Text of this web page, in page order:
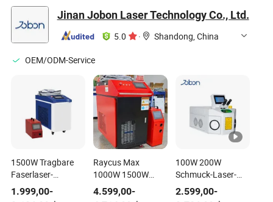
Thermofusion für
Rohre
Schweißmaschine
Jinan Jobon Laser Technology Co., Ltd.
5.0 · Shandong, China
OEM/ODM-Service
1500W Tragbare
Faserlaser-
Schweißmaschine
für das Schneiden,
1.999,00-
Raycus Max
1000W 1500W
2000W 3000W
Tragbare Metall
4.599,00-
100W 200W
Schmuck-Laser-
Schweißmaschine
für Gold, Silber,
2.599,00-